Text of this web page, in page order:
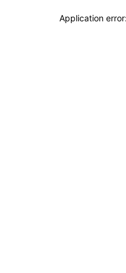
Application